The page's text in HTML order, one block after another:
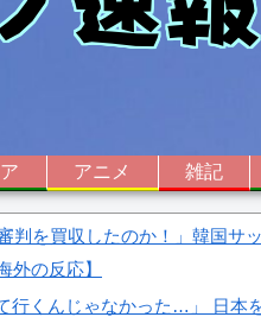
アニメ 雑記
判を買収したのか！」韓国サ
外の反応】
行くんじゃなかった…」 日本